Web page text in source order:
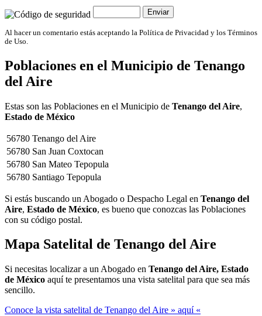
Al hacer un comentario estás aceptando la Política de Privacidad y los Términos
de Uso.
Poblaciones en el Municipio de Tenango
del Aire
Estas son las Poblaciones en el Municipio de Tenango del Aire,
Estado de México
56780 Tenango del Aire
56780 San Juan Coxtocan
56780 San Mateo Tepopula
56780 Santiago Tepopula
Si estás buscando un Abogado o Despacho Legal en Tenango del
Aire, Estado de México, es bueno que conozcas las Poblaciones
con su código postal.
Mapa Satelital de Tenango del Aire
Si necesitas localizar a un Abogado en Tenango del Aire, Estado
de México aquí te presentamos una vista satelital para que sea más
sencillo.
Conoce la vista satelital de Tenango del Aire » aquí «